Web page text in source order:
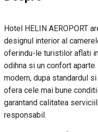
Hotel HELIN AEROPORT
designul interior al
oferindu-le turistilor aflati
odihna si un confort
modern, dupa standardul
ofera cele mai bune
garantand calitatea
responsabil.